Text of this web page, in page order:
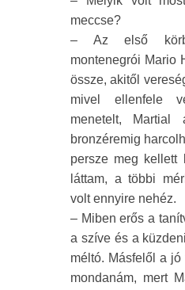
meccse?
– Az első
montenegrói Mario
össze, akitől
mivel ellenfele
menetelt, Martial
bronzéremig
persze meg kellett
láttam, a többi
volt ennyire nehéz.
– Miben erős a
a szíve és a
méltó. Másfelől a
mondanám, mert